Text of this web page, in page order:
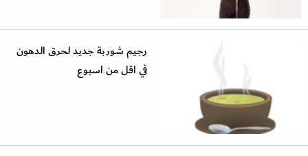
رجيم شوربة جديد لحرق الدهون
في اقل من اسبوع